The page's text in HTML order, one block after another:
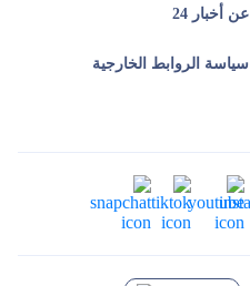
عن أخبار 24
سياسة الروابط الخارجية